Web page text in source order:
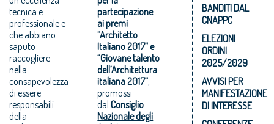
tecnica e
professionale e
che abbiano
saputo
raccogliere –
nella
consapevolezza
di essere
responsabili
della
partecipazione
ai premi
“Architetto
Italiano 2017” e
“Giovane talento
dell’Architettura
italiana 2017”,
promossi
dalConsiglio
Nazionale degli
BANDITI DAL
CNAPPC
ELEZIONI
ORDINI
2025/2029
AVVISI PER
MANIFESTAZIONE
DI INTERESSE